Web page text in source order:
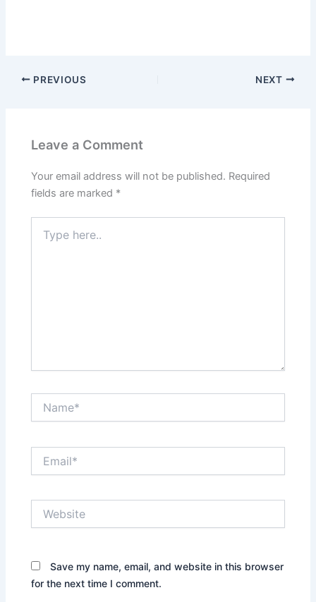
PREVIOUS NEXT
Leave a Comment
Your email address will not be published. Required
fields are marked *
here..
Save my name, email, and website in this browser
for the next time I comment.